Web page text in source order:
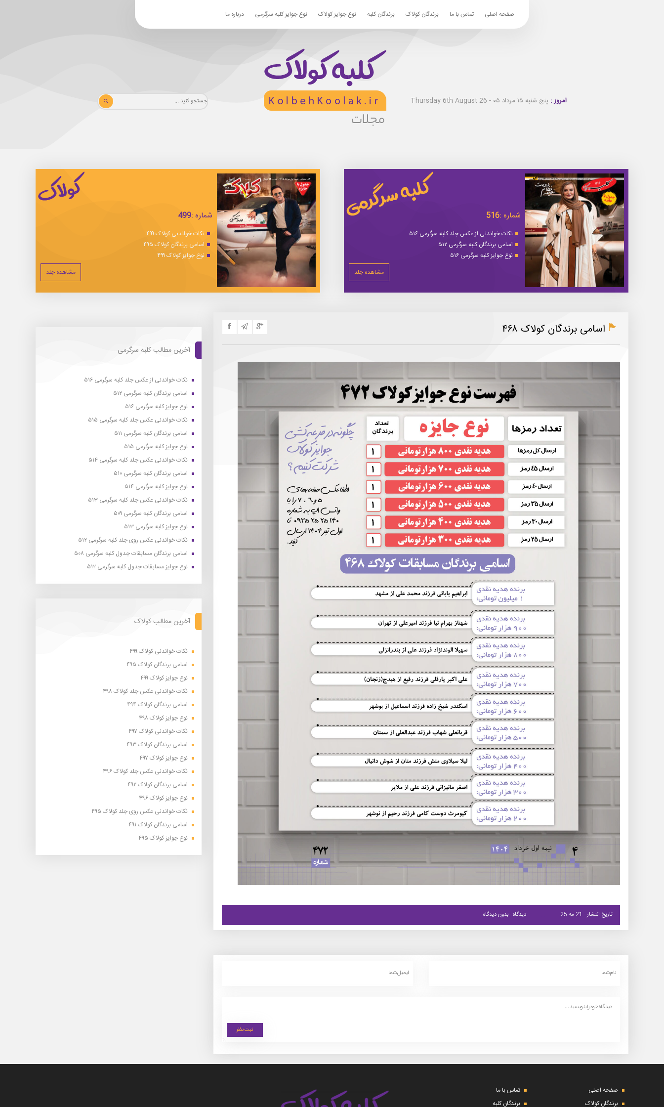
صفحه اصلی تماس با ما برندگان کولاک برندگان کلبه نوع جوایز کولاک نوع جوایز کلبه سرگرمی درباره ما
امروز : پنج شنبه ۱۵ مرداد ۰۵ - Thursday 6th August 26
شماره :516
نکات خواندنی از عکس جلد کلبه سرگرمی ۵۱۶
اسامی برندگان کلبه سرگرمی ۵۱۲
نوع جوایز کلبه سرگرمی ۵۱۶
مشاهده جلد
شماره :499
نکات خواندنی کولاک ۴۹۹
اسامی برندگان کولاک ۴۹۵
نوع جوایز کولاک ۴۹۹
مشاهده جلد
اسامی برندگان کولاک ۴۶۸
تاریخ انتشار : 21 مه 25 دیدگاه : بدون دیدگاه
آخرین مطالب کلبه سرگرمی
نکات خواندنی از عکس جلد کلبه سرگرمی ۵۱۶
اسامی برندگان کلبه سرگرمی ۵۱۲
نوع جوایز کلبه سرگرمی ۵۱۶
نکات خواندنی عکس جلد کلبه سرگرمی ۵۱۵
اسامی برندگان کلبه سرگرمی ۵۱۱
نوع جوایز کلبه سرگرمی ۵۱۵
نکات خواندنی عکس جلد کلبه سرگرمی ۵۱۴
اسامی برندگان کلبه سرگرمی ۵۱۰
نوع جوایز کلبه سرگرمی ۵۱۴
نکات خواندنی عکس جلد کلبه سرگرمی ۵۱۳
اسامی برندگان کلبه سرگرمی ۵۰۹
نوع جوایز کلبه سرگرمی ۵۱۳
نکات خواندنی عکس روی جلد کلبه سرگرمی ۵۱۲
اسامی برندگان مسابقات جدول کلبه سرگرمی ۵۰۸
نوع جوایز مسابقات جدول کلبه سرگرمی ۵۱۲
آخرین مطالب کولاک
نکات خواندنی کولاک ۴۹۹
اسامی برندگان کولاک ۴۹۵
نوع جوایز کولاک ۴۹۹
نکات خواندنی عکس جلد کولاک ۴۹۸
اسامی برندگان کولاک ۴۹۴
نوع جوایز کولاک ۴۹۸
نکات خواندنی کولاک ۴۹۷
اسامی برندگان کولاک ۴۹۳
نوع جوایز کولاک ۴۹۷
نکات خواندنی عکس جلد کولاک ۴۹۶
اسامی برندگان کولاک ۴۹۲
نوع جوایز کولاک ۴۹۶
نکات خواندنی عکس روی جلد کولاک ۴۹۵
اسامی برندگان کولاک ۴۹۱
نوع جوایز کولاک ۴۹۵
صفحه اصلی
تماس با ما
برندگان کولاک
برندگان کلبه